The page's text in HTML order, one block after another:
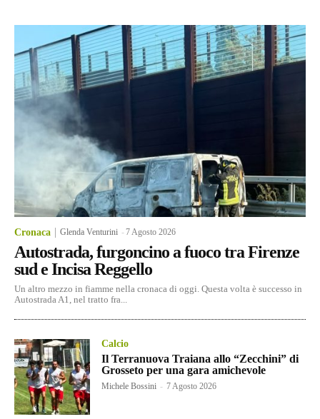
Cronaca Glenda Venturini -7 Agosto 2026
Autostrada, furgoncino a fuoco tra Firenze
sud e Incisa Reggello
Un altro mezzo in fiamme nella cronaca di oggi. Questa volta è successo in
Autostrada A1, nel tratto fra...
Calcio
Il Terranuova Traiana allo “Zecchini” di
Grosseto per una gara amichevole
Michele Bossini - 7 Agosto 2026